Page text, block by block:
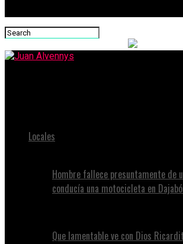
Locales
Hombre fallece presuntamente de
conducía una motocicleta en
Que lamentable ve con Dios